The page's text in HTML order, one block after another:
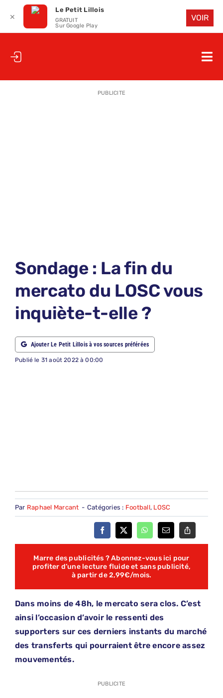
à
NOUS
PUBLICITE
Sondage : La fin du
mercato du LOSC vous
inquiète-t-elle ?
Ajouter Le Petit Lillois à vos sources préférées
Publié le 31 août 2022 à 00:00
Par Raphael Marcant - Catégories : Football, LOSC
Marre des publicités ? Abonnez-vous ici pour
profiter d’une lecture fluide et sans publicité,
à partir de 2,99€/mois.
Dans moins de 48h, le mercato sera clos. C’est
ainsi l’occasion d’avoir le ressenti des
supporters sur ces derniers instants du marché
des transferts qui pourraient être encore assez
mouvementés.
PUBLICITE
✕
Le Petit Lillois
GRATUIT
Sur Google Play
VOIR